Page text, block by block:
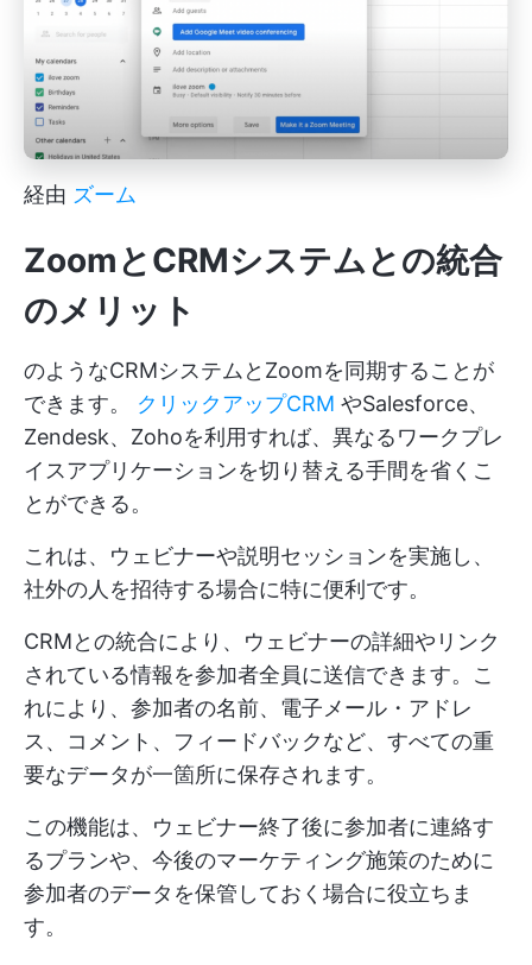
経由 ズーム
ZoomとCRMシステムとの統合
のメリット
のようなCRMシステムとZoomを同期することが
できます。 クリックアップCRM やSalesforce、
Zendesk、Zohoを利用すれば、異なるワークプレ
イスアプリケーションを切り替える手間を省くこ
とができる。
これは、ウェビナーや説明セッションを実施し、
社外の人を招待する場合に特に便利です。
CRMとの統合により、ウェビナーの詳細やリンク
されている情報を参加者全員に送信できます。こ
れにより、参加者の名前、電子メール・アドレ
ス、コメント、フィードバックなど、すべての重
要なデータが一箇所に保存されます。
この機能は、ウェビナー終了後に参加者に連絡す
るプランや、今後のマーケティング施策のために
参加者のデータを保管しておく場合に役立ちま
す。